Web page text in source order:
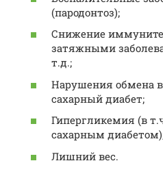
(пародонтоз);
Снижение
затяжными
т.д.;
Нарушения обмена
сахарный диабет;
Гипергликемия (в
сахарным
Лишний вес.